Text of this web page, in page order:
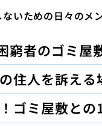
いための日々のメ
窮者のゴミ屋
住人を訴える
ゴミ屋敷と